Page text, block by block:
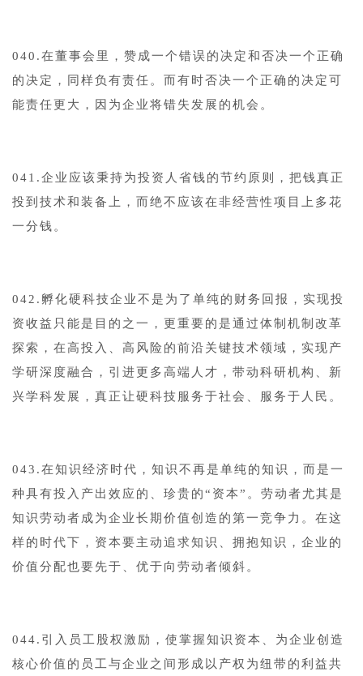
040.在董事会里，赞成一个错误的决定和否决一个正确
的决定，同样负有责任。而有时否决一个正确的决定可
能责任更大，因为企业将错失发展的机会。
041.企业应该秉持为投资人省钱的节约原则，把钱真正
投到技术和装备上，而绝不应该在非经营性项目上多花
一分钱。
042.孵化硬科技企业不是为了单纯的财务回报，实现投
资收益只能是目的之一，更重要的是通过体制机制改革
探索，在高投入、高风险的前沿关键技术领域，实现产
学研深度融合，引进更多高端人才，带动科研机构、新
兴学科发展，真正让硬科技服务于社会、服务于人民。
043.在知识经济时代，知识不再是单纯的知识，而是一
种具有投入产出效应的、珍贵的“资本”。劳动者尤其是
知识劳动者成为企业长期价值创造的第一竞争力。在这
样的时代下，资本要主动追求知识、拥抱知识，企业的
价值分配也要先于、优于向劳动者倾斜。
044.引入员工股权激励，使掌握知识资本、为企业创造
核心价值的员工与企业之间形成以产权为纽带的利益共